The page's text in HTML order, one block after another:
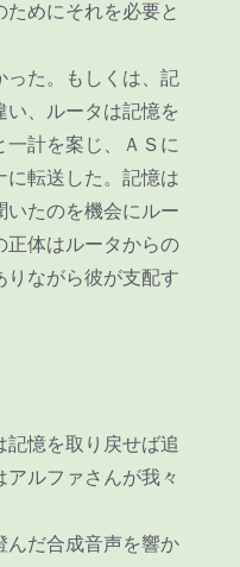
めにそれを必要と
た。もしくは、記
、ルータは記憶を
計を案じ、ＡＳに
に転送した。記憶は
いたのを機会にルー
正体はルータからの
りながら彼が支配す
記憶を取り戻せば追
ルファさんが我々
だ合成音声を響か